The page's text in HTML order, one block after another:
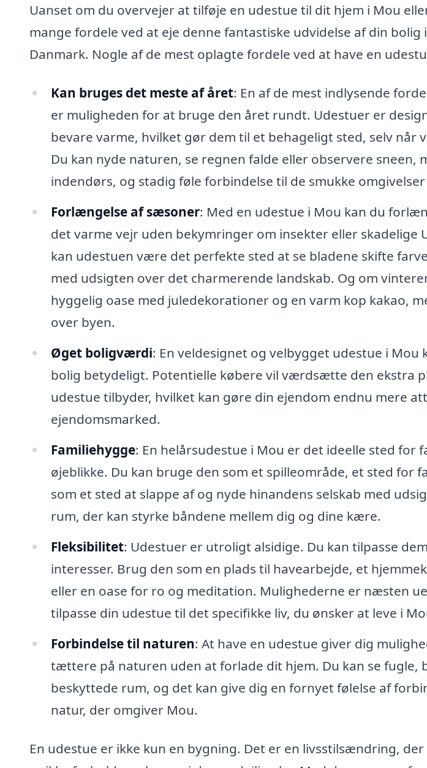
Uanset om du overvejer at tilføje en udestue til dit hjem i Mou
mange fordele ved at eje denne fantastiske udvidelse af din bolig
Danmark. Nogle af de mest oplagte fordele ved at have en
Kan bruges det meste af året: En af de mest indlysende
er muligheden for at bruge den året rundt. Udestuer er
bevare varme, hvilket gør dem til et behageligt sted, selv når
Du kan nyde naturen, se regnen falde eller observere sneen,
indendørs, og stadig føle forbindelse til de smukke
Forlængelse af sæsoner: Med en udestue i Mou kan du
det varme vejr uden bekymringer om insekter eller skadelige
kan udestuen være det perfekte sted at se bladene skifte
med udsigten over det charmerende landskab. Og om
hyggelig oase med juledekorationer og en varm kop kakao,
over byen.
Øget boligværdi: En veldesignet og velbygget udestue i
bolig betydeligt. Potentielle købere vil værdsætte den ekstra
udestue tilbyder, hvilket kan gøre din ejendom endnu mere
ejendomsmarked.
Familiehygge: En helårsudestue i Mou er det ideelle sted for
øjeblikke. Du kan bruge den som et spilleområde, et sted for
som et sted at slappe af og nyde hinandens selskab med
rum, der kan styrke båndene mellem dig og dine kære.
Fleksibilitet: Udestuer er utroligt alsidige. Du kan tilpasse
interesser. Brug den som en plads til havearbejde, et
eller en oase for ro og meditation. Mulighederne er næsten
tilpasse din udestue til det specifikke liv, du ønsker at leve i
Forbindelse til naturen: At have en udestue giver dig
tættere på naturen uden at forlade dit hjem. Du kan se
beskyttede rum, og det kan give dig en fornyet følelse af
natur, der omgiver Mou.
En udestue er ikke kun en bygning. Det er en livsstilsændring,